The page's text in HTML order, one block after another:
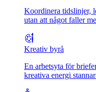
Koordinera tidslinjer,
utan att något faller
Kreativ byrå
En arbetsyta för
kreativa energi